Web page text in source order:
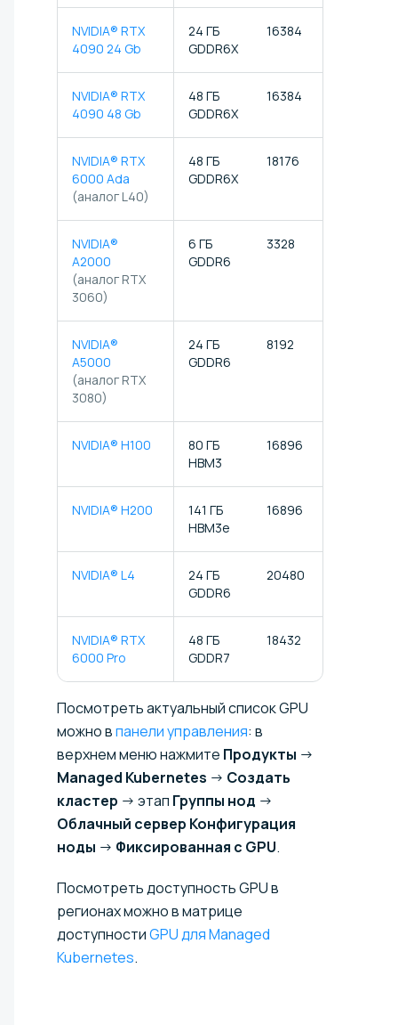
NVIDIA® RTX
4090 24 Gb
24 ГБ
GDDR6X
16384
NVIDIA® RTX
4090 48 Gb
48 ГБ
GDDR6X
16384
NVIDIA® RTX
6000 Ada
(аналог L40)
48 ГБ
GDDR6X
18176
NVIDIA®
A2000
(аналог RTX
3060)
6 ГБ
GDDR6
3328
NVIDIA®
A5000
(аналог RTX
3080)
24 ГБ
GDDR6
8192
NVIDIA® H100
80 ГБ
HBM3
16896
NVIDIA® H200
141 ГБ
HBM3e
16896
NVIDIA® L4
24 ГБ
GDDR6
20480
NVIDIA® RTX
6000 Pro
48 ГБ
GDDR7
18432
Посмотреть актуальный список GPU
можно впанели управления: в
верхнем меню нажмите Продукты →
Managed Kubernetes → Создать
кластер → этап Группы нод →
Облачный сервер Конфигурация
ноды → Фиксированная с GPU.
Посмотреть доступность GPU в
регионах можно в матрице
доступностиGPU для Managed
Kubernetes.